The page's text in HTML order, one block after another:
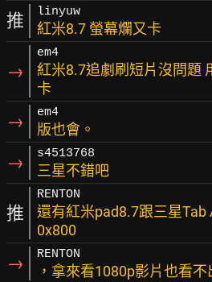
推 linyuw
紅米8.7 螢幕爛又卡
→
em4
紅米8.7追劇刷短片沒問題
卡
→ em4
版也會。
→ s4513768
三星不錯吧
推
RENTON
還有紅米pad8.7跟三星
0x800
→ RENTON
，拿來看1080p影片也看不